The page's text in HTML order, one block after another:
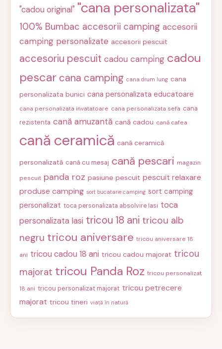
"cadou original" "cana personalizata"
100% Bumbac accesorii camping accesorii
camping personalizate accesorii pescuit
accesoriu pescuit cadou camping cadou
pescar cana camping cana drum lung cana
personalizata bunici cana personalizata educatoare
cana personalizata invatatoare cana personalizata sefa cana
rezistenta cană amuzantă cană cadou cană cafea
cană ceramică cană ceramică
personalizată cană cu mesaj cană pescari magazin
pescuit panda roz pasiune pescuit pescuit relaxare
produse camping sort bucatarie camping sort camping
personalizat toca personalizata absolvire Iasi toca
personalizata Iasi tricou 18 ani tricou alb
negru tricou aniversare tricou aniversare 18
ani tricou cadou 18 ani tricou cadou majorat tricou
majorat tricou Panda Roz tricou personalizat
18 ani tricou personalizat majorat tricou petrecere
majorat tricou tineri viață în natură